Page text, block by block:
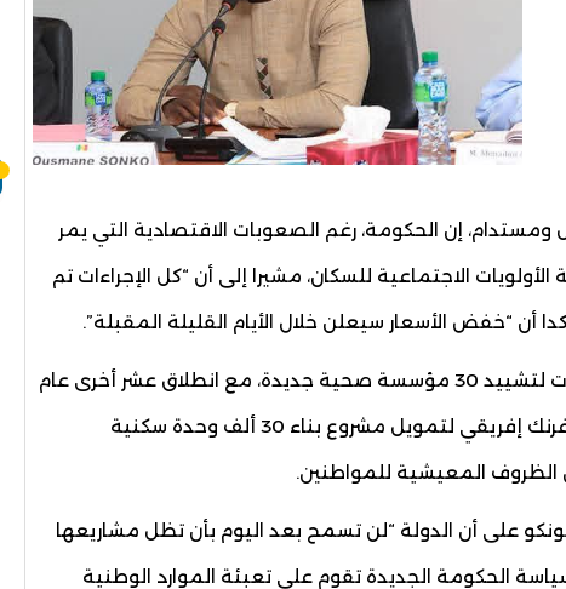
إن الحكومة، رغم الصعوبات الاقتصادية التي يمر
الاجتماعية للسكان، مشيرا إلى أن “كل الإجراءات تم
“خفض الأسعار سيعلن خلال الأيام القليلة المقبلة”.
وأضاف رئيس الوزراء أن الحكومة رصدت ميزانيات لتشييد 30 مؤسسة صحية جديدة، مع انطلاق عشر أخرى عام
2026، كما خصصت اعتمادا بقيمة 20 مليار فرنك إفريقي لتمويل مشروع بناء 30 ألف وحدة سكنية
الظروف المعيشية للمواطنين.
على أن الدولة “لن تسمح بعد اليوم بأن تظل مشاريعها
الحكومة الجديدة تقوم على تعبئة الموارد الوطنية